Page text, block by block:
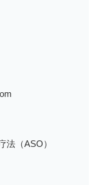
法（ASO）